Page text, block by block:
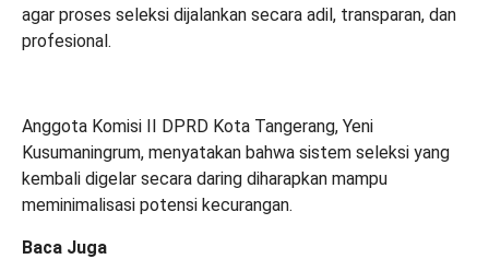
agar proses seleksi dijalankan secara adil, transparan, dan
profesional.
Anggota Komisi II DPRD Kota Tangerang, Yeni
Kusumaningrum, menyatakan bahwa sistem seleksi yang
kembali digelar secara daring diharapkan mampu
meminimalisasi potensi kecurangan.
Baca Juga